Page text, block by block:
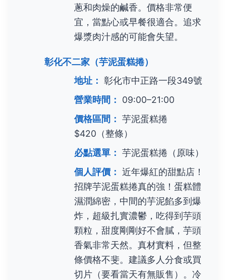
蔥和肉燥的鹹香。價格非常便
宜，當點心或早餐很適合。追求
爆漿肉汁感的可能會失望。
彰化不二家（芋泥蛋糕捲）
地址： 彰化市中正路一段349號
營業時間：
09:00–21:00
價格區間： 芋泥蛋糕捲
$420（整條）
必點選單： 芋泥蛋糕捲（原味）
個人評價： 近年爆紅的甜點店！
招牌芋泥蛋糕捲真的強！蛋糕體
濕潤綿密，中間的芋泥餡多到爆
炸，超級扎實濃鬱，吃得到芋頭
顆粒，甜度剛剛好不會膩，芋頭
香氣非常天然。真材實料，但整
條價格不斐。建議多人分食或買
切片（要看當天有無販售）。冷